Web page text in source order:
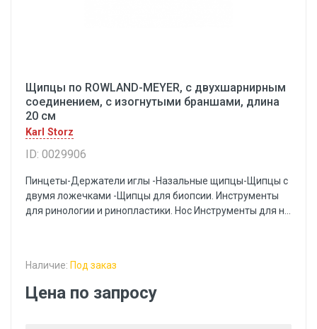
Щипцы по ROWLAND-MEYER, с двухшарнирным
соединением, с изогнутыми браншами, длина
20 см
Karl Storz
ID: 0029906
Пинцеты-Держатели иглы -Назальные щипцы-Щипцы с
двумя ложечками -Щипцы для биопсии. Инструменты
для ринологии и ринопластики. Нос Инструменты для н...
Наличие: Под заказ
Цена по запросу